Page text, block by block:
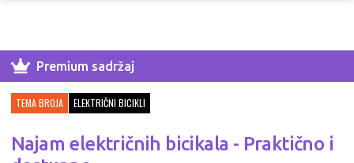
Premium sadržaj
TEMA BROJA ELEKTRIČNI BICIKLI
Najam električnih bicikala - Praktično i